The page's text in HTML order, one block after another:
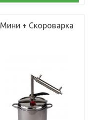
Мини + Скороварка